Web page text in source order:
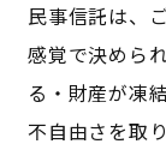
民事信託は、
感覚で決めら
る・財産が凍
不自由さを取